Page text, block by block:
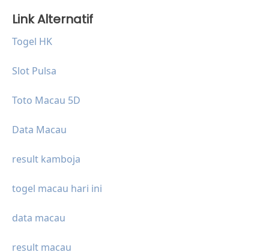
Link Alternatif
Togel HK
Slot Pulsa
Toto Macau 5D
Data Macau
result kamboja
togel macau hari ini
data macau
result macau